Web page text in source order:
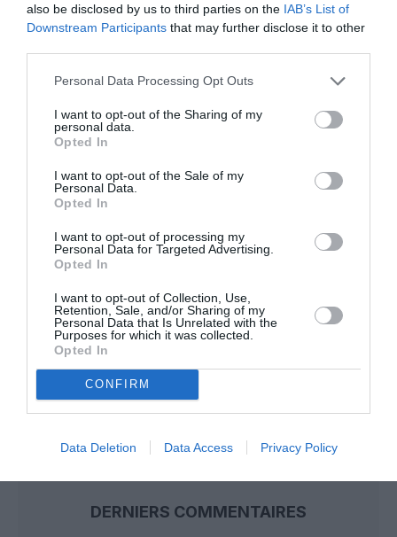
also be disclosed by us to third parties on the IAB’s List of
Downstream Participants that may further disclose it to other
Personal Data Processing Opt Outs
I want to opt-out of the Sharing of my
personal data.
Opted In
I want to opt-out of the Sale of my
Personal Data.
Opted In
I want to opt-out of processing my
Personal Data for Targeted Advertising.
Opted In
I want to opt-out of Collection, Use,
Retention, Sale, and/or Sharing of my
Personal Data that Is Unrelated with the
Purposes for which it was collected.
Opted In
CONFIRM
Data Deletion Data Access Privacy Policy
Aucun commentaire !
LAISSER UN COMMENTAIRE
Appel aux lecteurs !
développement !
DERNIERS COMMENTAIRES